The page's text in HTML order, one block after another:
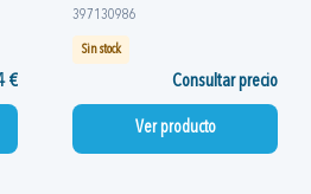
€
397130986
Sin stock
Consultar precio
Ver producto